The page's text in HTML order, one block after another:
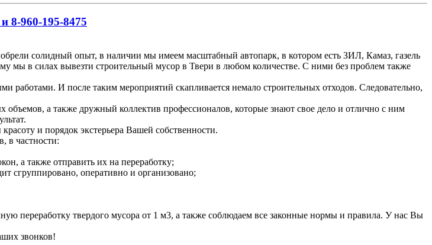
8-960-195-8475
солидный опыт, в наличии мы имеем масштабный автопарк, в котором есть ЗИЛ, Камаз, газель
мы в силах вывезти строительный мусор в Твери в любом количестве. С ними без проблем также
работами. И после таким мероприятий скапливается немало строительных отходов. Следовательно,
а также дружный коллектив профессионалов, которые знают свое дело и отлично с ним
и порядок экстерьера Вашей собственности.
в частности:
а также отправить их на переработку;
сгруппировано, оперативно и организовано;
переработку твердого мусора от 1 м3, а также соблюдаем все законные нормы и правила. У нас Вы
звонков!